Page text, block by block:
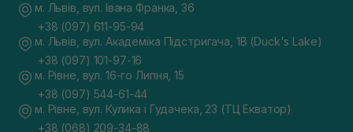
м. Львів, вул. Івана Франка, 36
+38 (097) 611-95-94
м. Львів, вул. Академіка Підстригача, 1В (Duck's Lake)
+38 (097) 101-97-16
м. Рівне, вул. 16-го Липня, 15
+38 (097) 544-61-44
м. Рівне, вул. Кулика і Гудачека, 23 (ТЦ Екватор)
+38 (068) 209-34-88